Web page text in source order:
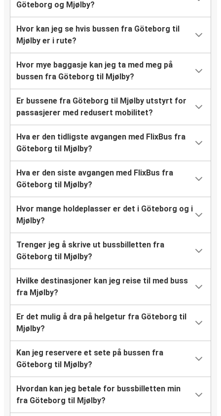
Göteborg og Mjølby?
Hvor kan jeg se hvis bussen fra Göteborg til
Mjølby er i rute?
Hvor mye baggasje kan jeg ta med meg på
bussen fra Göteborg til Mjølby?
Er bussene fra Göteborg til Mjølby utstyrt for
passasjerer med redusert mobilitet?
Hva er den tidligste avgangen med FlixBus fra
Göteborg til Mjølby?
Hva er den siste avgangen med FlixBus fra
Göteborg til Mjølby?
Hvor mange holdeplasser er det i Göteborg og i
Mjølby?
Trenger jeg å skrive ut bussbilletten fra
Göteborg til Mjølby?
Hvilke destinasjoner kan jeg reise til med buss
fra Mjølby?
Er det mulig å dra på helgetur fra Göteborg til
Mjølby?
Kan jeg reservere et sete på bussen fra
Göteborg til Mjølby?
Hvordan kan jeg betale for bussbilletten min
fra Göteborg til Mjølby?